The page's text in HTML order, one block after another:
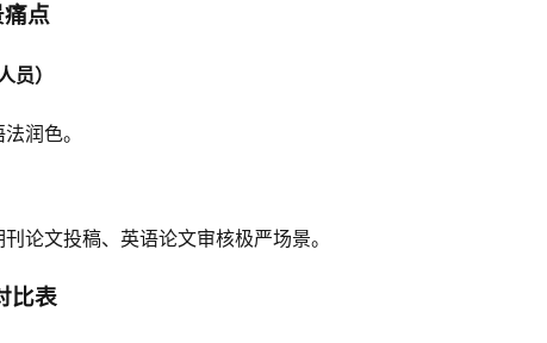
点
员）
润色。
论文投稿、英语论文审核极严场景。
比表